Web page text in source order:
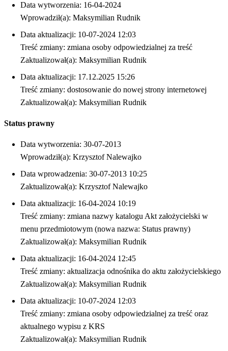
Data wytworzenia: 16-04-2024
Wprowadził(a): Maksymilian Rudnik
Data aktualizacji: 10-07-2024 12:03
Treść zmiany: zmiana osoby odpowiedzialnej za treść
Zaktualizował(a): Maksymilian Rudnik
Data aktualizacji: 17.12.2025 15:26
Treść zmiany: dostosowanie do nowej strony internetowej
Zaktualizował(a): Maksymilian Rudnik
Status prawny
Data wytworzenia: 30-07-2013
Wprowadził(a): Krzysztof Nalewajko
Data wprowadzenia: 30-07-2013 10:25
Zaktualizował(a): Krzysztof Nalewajko
Data aktualizacji: 16-04-2024 10:19
Treść zmiany: zmiana nazwy katalogu Akt założycielski w
menu przedmiotowym (nowa nazwa: Status prawny)
Zaktualizował(a): Maksymilian Rudnik
Data aktualizacji: 16-04-2024 12:45
Treść zmiany: aktualizacja odnośnika do aktu założycielskiego
Zaktualizował(a): Maksymilian Rudnik
Data aktualizacji: 10-07-2024 12:03
Treść zmiany: zmiana osoby odpowiedzialnej za treść oraz
aktualnego wypisu z KRS
Zaktualizował(a): Maksymilian Rudnik